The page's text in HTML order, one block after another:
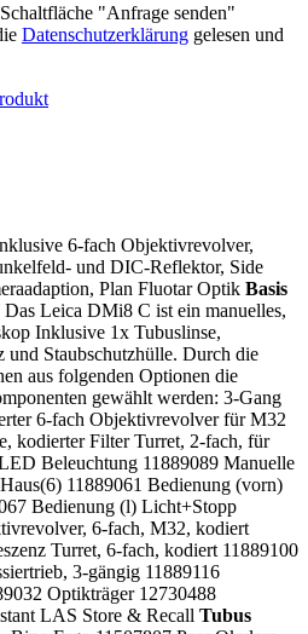
"Anfrage senden"
Datenschutzerklärung gelesen und
6-fach Objektivrevolver,
und DIC-Reflektor, Side
Plan Fluotar Optik Basis
Das Leica DMi8 C ist ein manuelles,
Inklusive 1x Tubuslinse,
und Staubschutzhülle. Durch die
aus folgenden Optionen die
gewählt werden: 3-Gang
6-fach Objektivrevolver für M32
kodierter Filter Turret, 2-fach, für
Beleuchtung 11889089 Manuelle
11889061 Bedienung (vorn)
Bedienung (l) Licht+Stopp
6-fach, M32, kodiert
Turret, 6-fach, kodiert 11889100
3-gängig 11889116
Optikträger 12730488
LAS Store & Recall Tubus